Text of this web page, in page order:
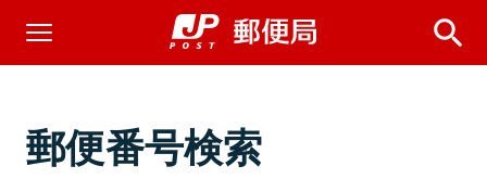
郵便番号検索